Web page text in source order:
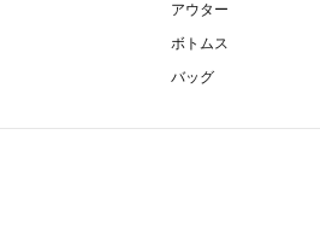
アウター
ボトムス
バッグ